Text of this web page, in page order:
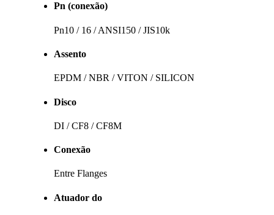
Pn (conexão)
Pn10 / 16 / ANSI150 / JIS10k
Assento
EPDM / NBR / VITON / SILICON
Disco
DI / CF8 / CF8M
Conexão
Entre Flanges
Atuador do